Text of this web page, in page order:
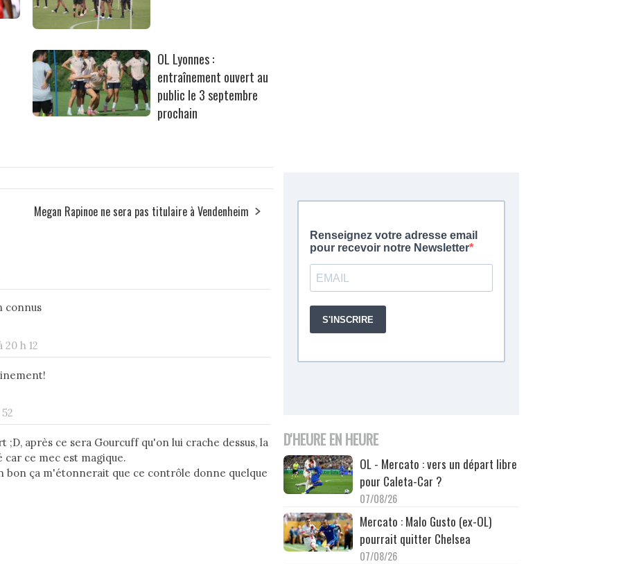
OL Lyonnes :
entraînement ouvert au
public le 3 septembre
prochain
Megan Rapinoe ne sera pas titulaire à Vendenheim
connus
20 h 12
;D, après ce sera Gourcuff qu'on lui crache dessus, la
ce mec est magique.
bon ça m'étonnerait que ce contrôle donne quelque
D'HEURE EN HEURE
OL - Mercato : vers un départ libre
pour Caleta-Car ?
07/08/26
Mercato : Malo Gusto (ex-OL)
pourrait quitter Chelsea
07/08/26